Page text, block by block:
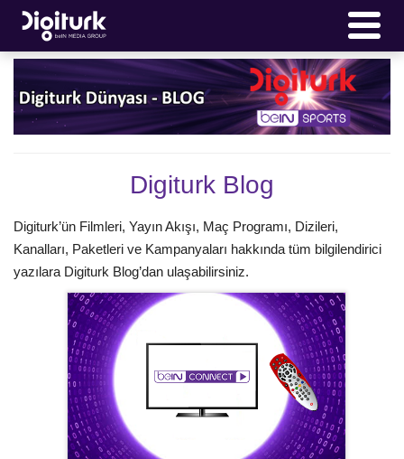
Digiturk Blog
Digiturk’ün Filmleri, Yayın Akışı, Maç Programı, Dizileri,
Kanalları, Paketleri ve Kampanyaları hakkında tüm bilgilendirici
yazılara Digiturk Blog’dan ulaşabilirsiniz.